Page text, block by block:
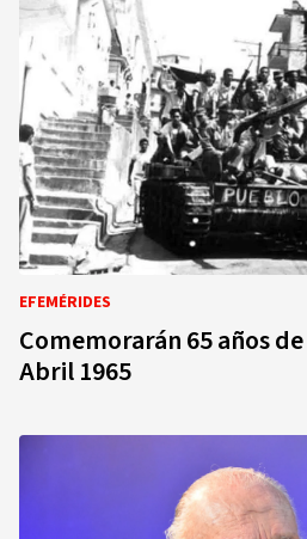
EFEMÉRIDES
Comemorarán 65 años
Abril 1965